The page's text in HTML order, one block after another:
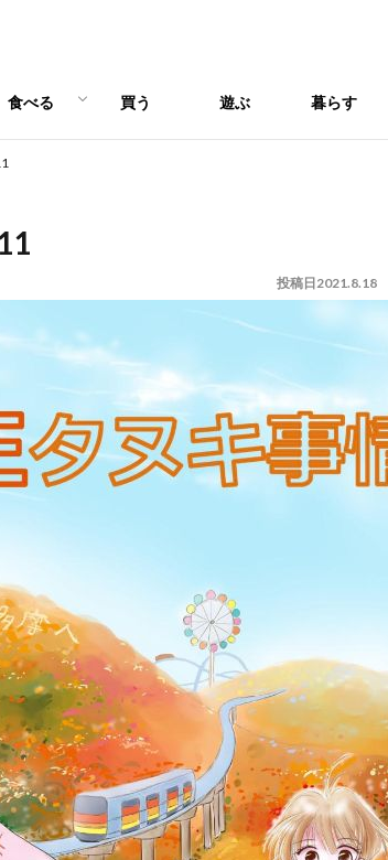
食べる
ンチ
イーツ
買う 遊ぶ 暮らす
投稿日2021.8.18